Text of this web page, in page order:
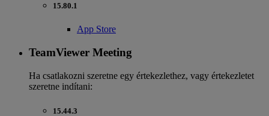
15.80.1
App Store
TeamViewer Meeting
Ha csatlakozni szeretne egy értekezlethez, vagy értekezletet
szeretne indítani:
15.44.3